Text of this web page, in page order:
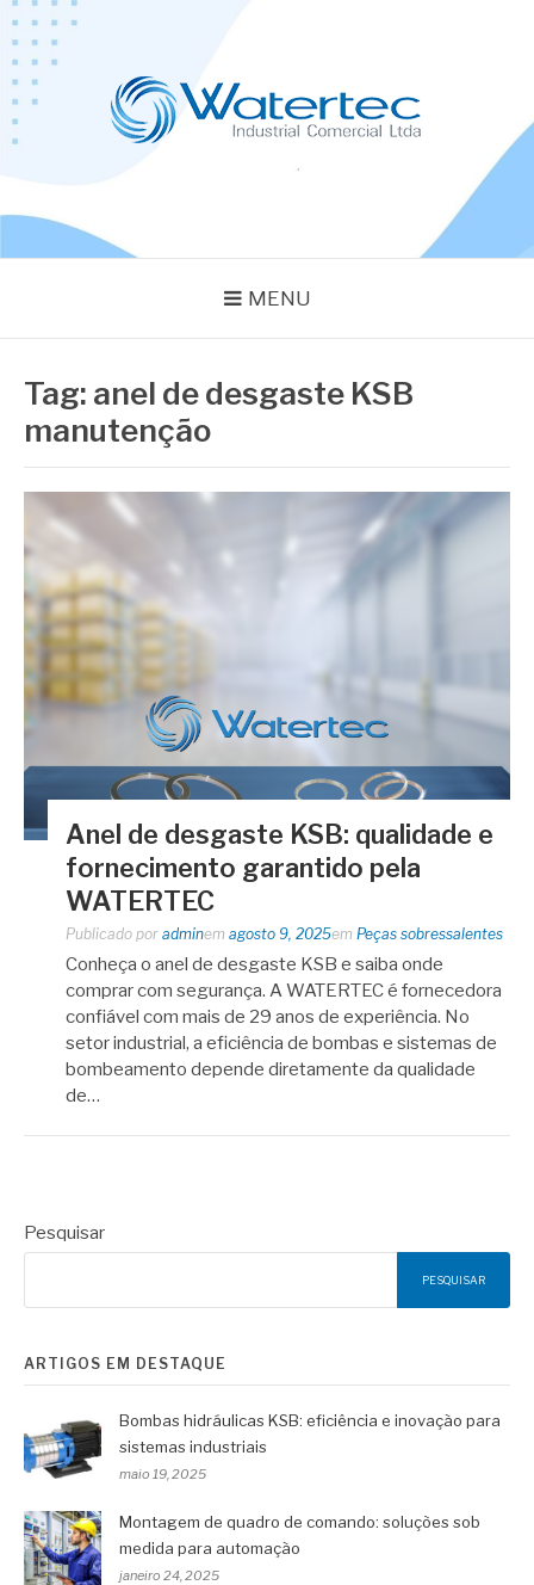
Pular
para
conteúdo
MENU
Tag: anel de desgaste KSB
manutenção
Anel de desgaste KSB: qualidade e
fornecimento garantido pela
WATERTEC
Publicado por adminem agosto 9, 2025em Peças sobressalentes
Conheça o anel de desgaste KSB e saiba onde
comprar com segurança. A WATERTEC é fornecedora
confiável com mais de 29 anos de experiência. No
setor industrial, a eficiência de bombas e sistemas de
bombeamento depende diretamente da qualidade
de…
Pesquisar
PESQUISAR
ARTIGOS EM DESTAQUE
Bombas hidráulicas KSB: eficiência e inovação para
sistemas industriais
maio 19, 2025
Montagem de quadro de comando: soluções sob
medida para automação
janeiro 24, 2025